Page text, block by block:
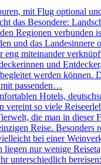
mit Flug optional
das Besondere:
Regionen verbunden
und das Landesinnere
miteinander
und
werden können.
passenden…
Hotels,
so viele
die man in dieser
Reise. Besonders
bei einer
nur wenige
unterschiedlich